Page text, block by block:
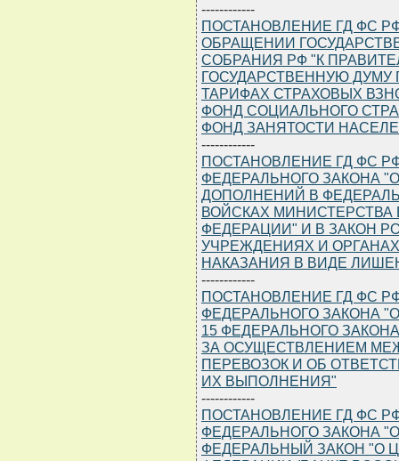
------------
ПОСТАНОВЛЕНИЕ ГД ФС РФ
ОБРАЩЕНИИ
СОБРАНИЯ РФ "К
ГОСУДАРСТВЕННУЮ ДУМУ
ТАРИФАХ СТРАХОВЫХ
ФОНД СОЦИАЛЬНОГО
ФОНД ЗАНЯТОСТИ
------------
ПОСТАНОВЛЕНИЕ ГД ФС РФ
ФЕДЕРАЛЬНОГО ЗАКОНА
ДОПОЛНЕНИЙ В
ВОЙСКАХ
ФЕДЕРАЦИИ" И В ЗАКОН
УЧРЕЖДЕНИЯХ И
НАКАЗАНИЯ В ВИДЕ
------------
ПОСТАНОВЛЕНИЕ ГД ФС РФ
ФЕДЕРАЛЬНОГО ЗАКОНА
15 ФЕДЕРАЛЬНОГО
ЗА ОСУЩЕСТВЛЕНИЕМ
ПЕРЕВОЗОК И ОБ
ИХ ВЫПОЛНЕНИЯ"
------------
ПОСТАНОВЛЕНИЕ ГД ФС РФ
ФЕДЕРАЛЬНОГО ЗАКОНА
ФЕДЕРАЛЬНЫЙ ЗАКОН "О